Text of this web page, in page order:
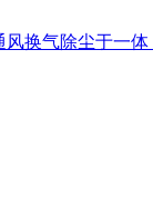
风换气除尘于一体